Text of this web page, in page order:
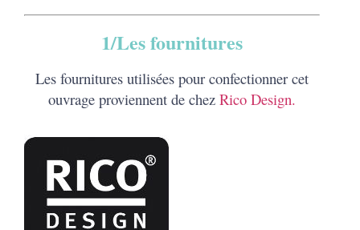
1/Les fournitures
Les fournitures utilisées pour confectionner cet
ouvrage proviennent de chez Rico Design.